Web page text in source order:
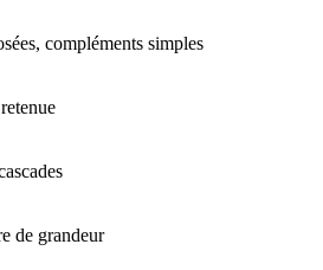
compléments simples
de grandeur